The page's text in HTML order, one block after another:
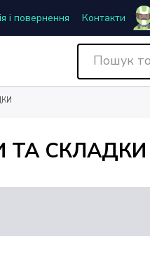
і повернення Контакти
ТА СКЛАДКИ